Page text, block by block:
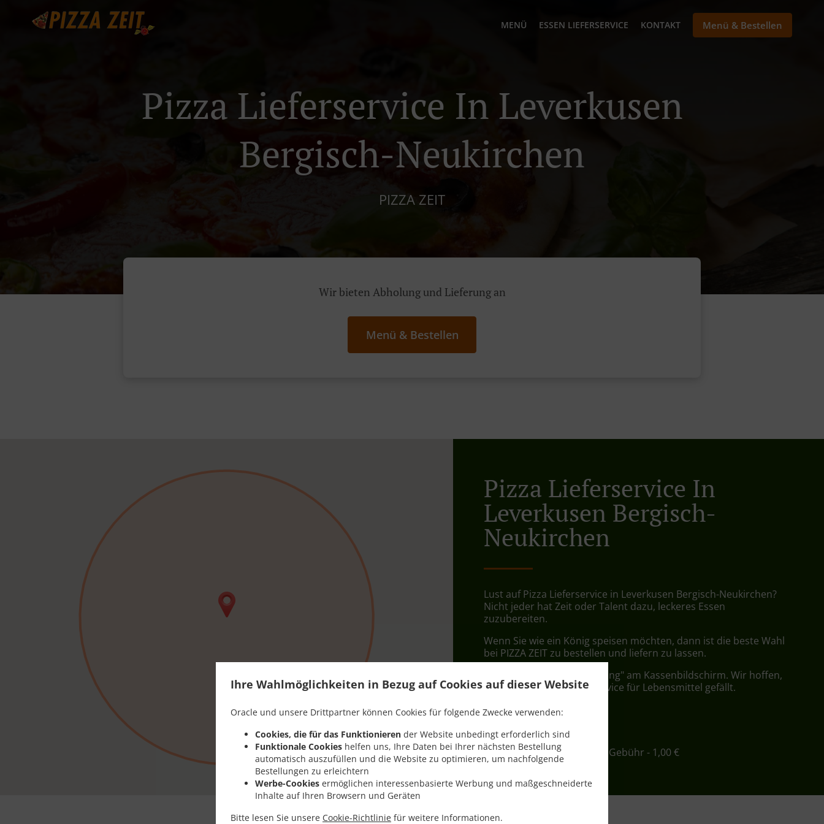
Ihre Wahlmöglichkeiten in Bezug auf Cookies auf dieser Website
Oracle und unsere Drittpartner können Cookies für folgende Zwecke verwenden:
Cookies, die für das Funktionieren der Website unbedingt erforderlich sind
Funktionale Cookies helfen uns, Ihre Daten bei Ihrer nächsten Bestellung
automatisch auszufüllen und die Website zu optimieren, um nachfolgende
Bestellungen zu erleichtern
Werbe-Cookies ermöglichen interessenbasierte Werbung und maßgeschneiderte
Inhalte auf Ihren Browsern und Geräten
Bitte lesen Sie unsere Cookie-Richtlinie für weitere Informationen.
MENÜ ESSEN LIEFERSERVICE KONTAKT Menü & Bestellen
Pizza Lieferservice In Leverkusen
Bergisch-Neukirchen
PIZZA ZEIT
Wir bieten Abholung und Lieferung an
Menü & Bestellen
Pizza Lieferservice In
Leverkusen Bergisch-
Neukirchen
Lust auf Pizza Lieferservice in Leverkusen Bergisch-Neukirchen?
Nicht jeder hat Zeit oder Talent dazu, leckeres Essen
zuzubereiten.
Wenn Sie wie ein König speisen möchten, dann ist die beste Wahl
bei PIZZA ZEIT zu bestellen und liefern zu lassen.
Wählen Sie einfach "Lieferung" am Kassenbildschirm. Wir hoffen,
dass Ihnen unser Lieferservice für Lebensmittel gefällt.
Liefergebühr
Zone 1, Mind. - 12,00 €, Gebühr - 1,00 €